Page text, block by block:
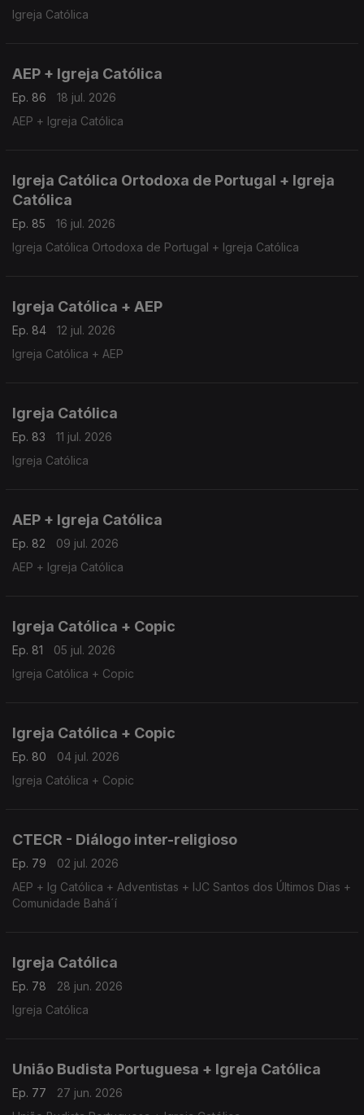
Igreja Católica
AEP + Igreja Católica
Ep. 86
18 jul. 2026
AEP + Igreja Católica
Igreja Católica Ortodoxa de Portugal + Igreja
Católica
Ep. 85
16 jul. 2026
Igreja Católica Ortodoxa de Portugal + Igreja Católica
Igreja Católica + AEP
Ep. 84
12 jul. 2026
Igreja Católica + AEP
Igreja Católica
Ep. 83
11 jul. 2026
Igreja Católica
AEP + Igreja Católica
Ep. 82
09 jul. 2026
AEP + Igreja Católica
Igreja Católica + Copic
Ep. 81
05 jul. 2026
Igreja Católica + Copic
Igreja Católica + Copic
Ep. 80
04 jul. 2026
Igreja Católica + Copic
CTECR - Diálogo inter-religioso
Ep. 79
02 jul. 2026
AEP + Ig Católica + Adventistas + IJC Santos dos Últimos Dias +
Comunidade Bahá´í
Igreja Católica
Ep. 78
28 jun. 2026
Igreja Católica
União Budista Portuguesa + Igreja Católica
Ep. 77
27 jun. 2026